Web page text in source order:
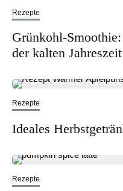
Rezepte
Grünkohl-
der kalten Jahreszeit
Rezepte
Ideales
Rezepte